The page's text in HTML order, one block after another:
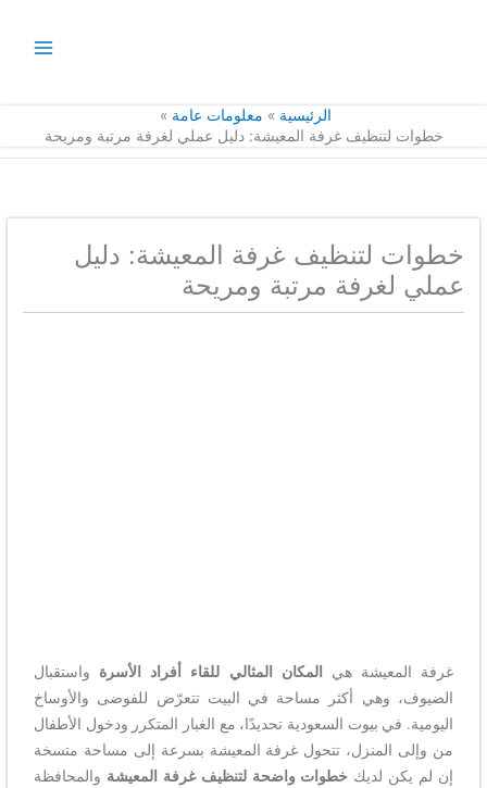
الرئيسية
معلومات عامة
خطوات لتنظيف غرفة المعيشة: دليل عملي لغرفة مرتبة ومريحة
خطوات لتنظيف غرفة المعيشة: دليل
عملي لغرفة مرتبة ومريحة
غرفة المعيشة هي المكان المثالي للقاء أفراد الأسرة واستقبال
الضيوف، وهي أكثر مساحة في البيت تتعرّض للفوضى والأوساخ
اليومية. في بيوت السعودية تحديدًا، مع الغبار المتكرر ودخول الأطفال
من وإلى المنزل، تتحول غرفة المعيشة بسرعة إلى مساحة متسخة
إن لم يكن لديك خطوات واضحة لتنظيف غرفة المعيشة والمحافظة